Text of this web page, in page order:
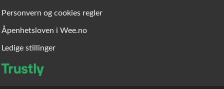
Personvern og cookies regler
Åpenhetsloven i Wee.no
Ledige stillinger